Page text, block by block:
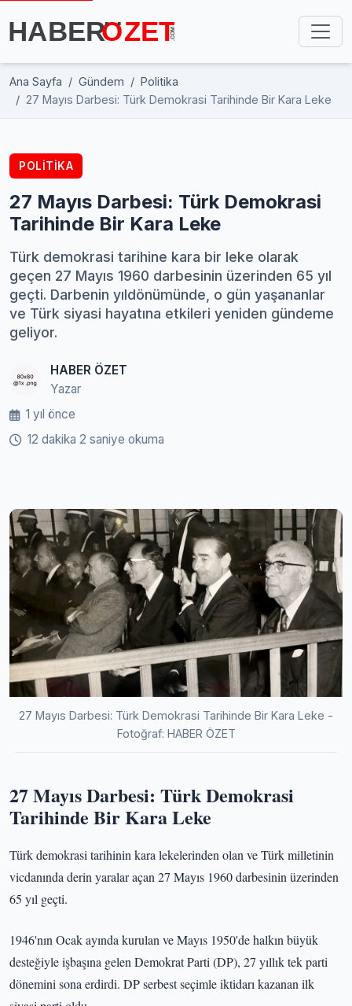
Ana Sayfa Gündem
Politika
27 Mayıs Darbesi: Türk Demokrasi Tarihinde Bir Kara Leke
POLITIKA
27 Mayıs Darbesi: Türk Demokrasi
Tarihinde Bir Kara Leke
Türk demokrasi tarihine kara bir leke olarak
geçen 27 Mayıs 1960 darbesinin üzerinden 65 yıl
geçti. Darbenin yıldönümünde, o gün yaşananlar
ve Türk siyasi hayatına etkileri yeniden gündeme
geliyor.
HABER ÖZET
Yazar
1 yıl önce
12 dakika 2 saniye okuma
27 Mayıs Darbesi: Türk Demokrasi Tarihinde Bir Kara Leke -
Fotoğraf: HABER ÖZET
27 Mayıs Darbesi: Türk Demokrasi
Tarihinde Bir Kara Leke
Türk demokrasi tarihinin kara lekelerinden olan ve Türk milletinin
vicdanında derin yaralar açan 27 Mayıs 1960 darbesinin üzerinden
65 yıl geçti.
1946'nın Ocak ayında kurulan ve Mayıs 1950'de halkın büyük
desteğiyle işbaşına gelen Demokrat Parti (DP), 27 yıllık tek parti
dönemini sona erdirdi. DP serbest seçimle iktidarı kazanan ilk